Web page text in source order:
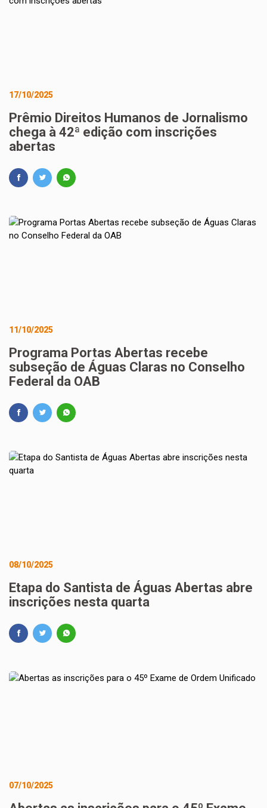
17/10/2025
Prêmio Direitos Humanos de Jornalismo
chega à 42ª edição com inscrições
abertas
11/10/2025
Programa Portas Abertas recebe
subseção de Águas Claras no Conselho
Federal da OAB
08/10/2025
Etapa do Santista de Águas Abertas abre
inscrições nesta quarta
07/10/2025